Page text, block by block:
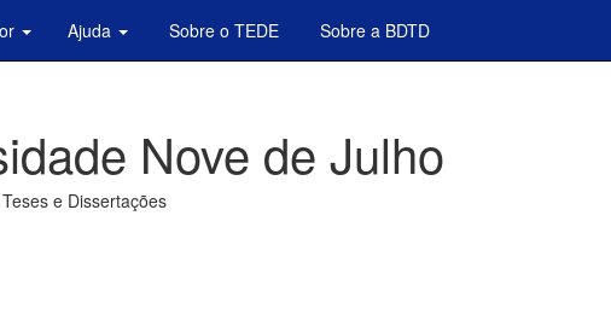
Ajuda Sobre o TEDE Sobre a BDTD
Nove de Julho
e Dissertações